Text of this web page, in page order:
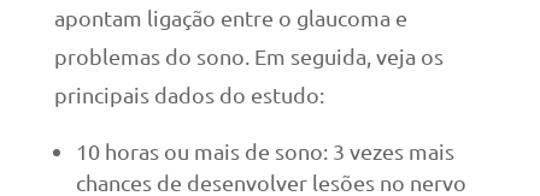
apontam ligação entre o glaucoma e
problemas do sono. Em seguida, veja os
principais dados do estudo:
10 horas ou mais de sono: 3 vezes mais
chances de desenvolver lesões no nervo